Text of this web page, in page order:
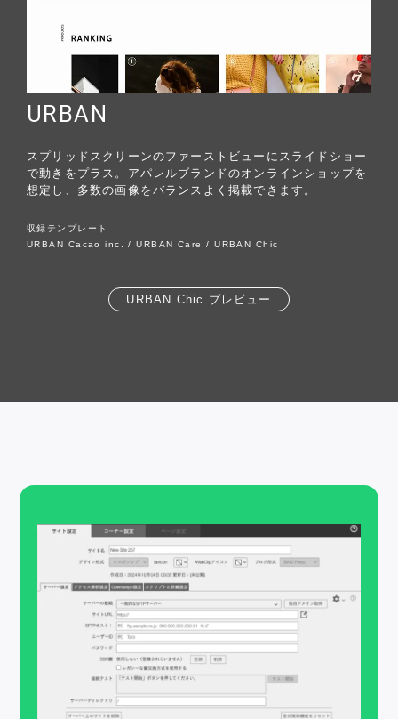
URBAN
スプリッドスクリーンのファーストビューにスライドショー
で動きをプラス。アパレルブランドのオンラインショップを
想定し、多数の画像をバランスよく掲載できます。
収録テンプレート
URBAN Cacao inc. / URBAN Care / URBAN Chic
URBAN Chic プレビュー